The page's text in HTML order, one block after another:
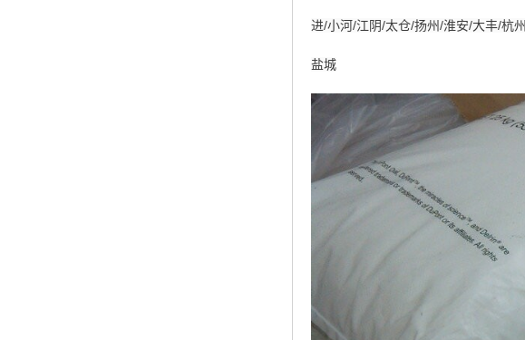
进/小河/江阴/太仓/扬州/淮安/大丰/杭州
盐城